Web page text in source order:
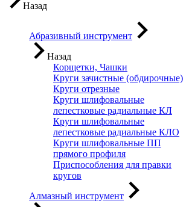
Назад
Абразивный инструмент
Назад
Корщетки, Чашки
Круги зачистные (обдирочные)
Круги отрезные
Круги шлифовальные
лепестковые радиальные КЛ
Круги шлифовальные
лепестковые радиальные КЛО
Круги шлифовальные ПП
прямого профиля
Приспособления для правки
кругов
Алмазный инструмент